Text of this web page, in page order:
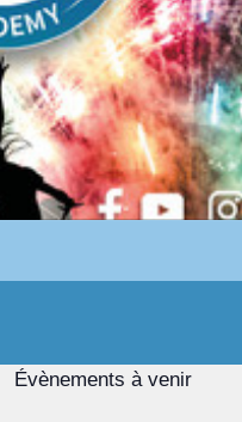
Évènements à venir